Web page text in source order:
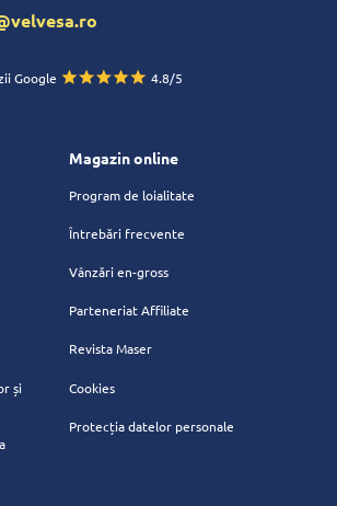
Google 4.8/5
și
Magazin online
Program de loialitate
Întrebări frecvente
Vânzări en-gross
Parteneriat Affiliate
Revista Maser
Cookies
Protecția datelor personale